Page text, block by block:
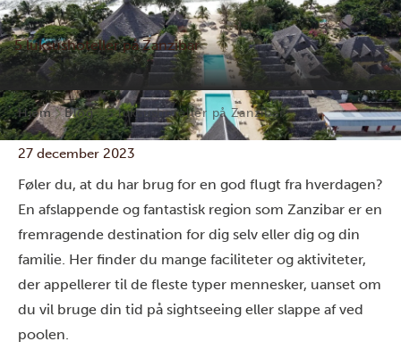
5 luksushoteller på Zanzibar
Hjem Blog 5 luksushoteller på Zanzibar
27 december 2023
Føler du, at du har brug for en god flugt fra hverdagen?
En afslappende og fantastisk region som Zanzibar er en
fremragende destination for dig selv eller dig og din
familie. Her finder du mange faciliteter og aktiviteter,
der appellerer til de fleste typer mennesker, uanset om
du vil bruge din tid på sightseeing eller slappe af ved
poolen.